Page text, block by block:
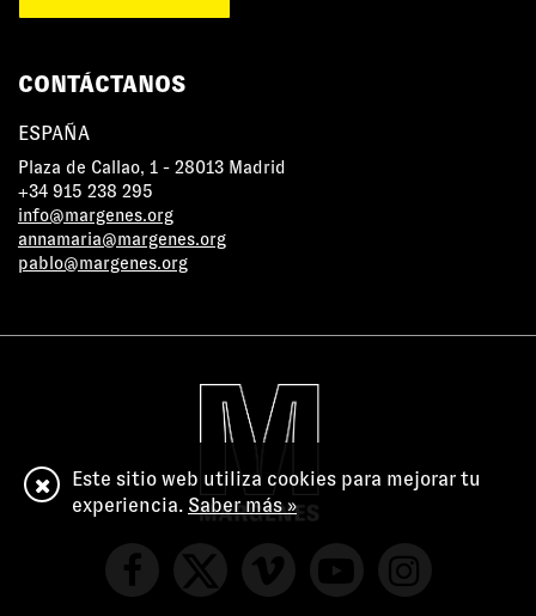
CONTÁCTANOS
ESPAÑA
Plaza de Callao, 1 - 28013 Madrid
+34 915 238 295
info@margenes.org
annamaria@margenes.org
pablo@margenes.org
Este sitio web utiliza cookies para mejorar tu
experiencia. Saber más »